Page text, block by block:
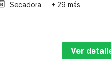
Secadora
+ 29 más
Ver